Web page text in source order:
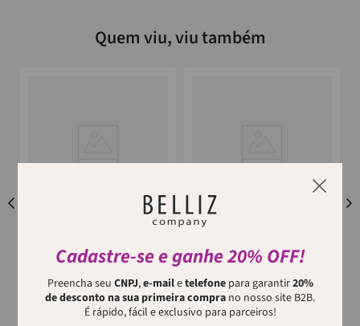
Cadastre-se e ganhe 20% OFF!
Preencha seu CNPJ,e-mailetelefonepara garantir20%
de desconto na sua primeira compra no nosso site B2B.
É rápido, fácil e exclusivo para parceiros!
Quem viu, viu também
Necessaire Neon Com Alça
Seja para o dia a dia ou para
aquela viagem especial, a
NECESSAIRE NEON PEQUENA
RICCA
Pequena no tamanho,
gigante na praticidade! A
Necessa...